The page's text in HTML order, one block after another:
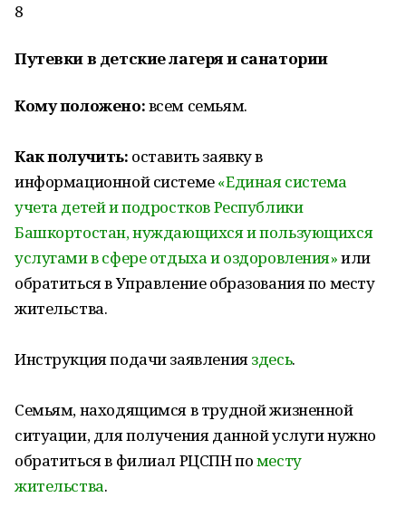
8
Путевки в детские лагеря и санатории
Кому положено:всем семьям.
Как получить: оставить заявку в
информационной системе«Единая система
учета детей и подростков Республики
Башкортостан, нуждающихся и пользующихся
услугами в сфере отдыха и оздоровления»или
обратиться в Управление образования по месту
жительства.
Инструкция подачи заявленияздесь.
Семьям, находящимся в трудной жизненной
ситуации, для получения данной услуги нужно
обратиться в филиал РЦСПН поместу
жительства.